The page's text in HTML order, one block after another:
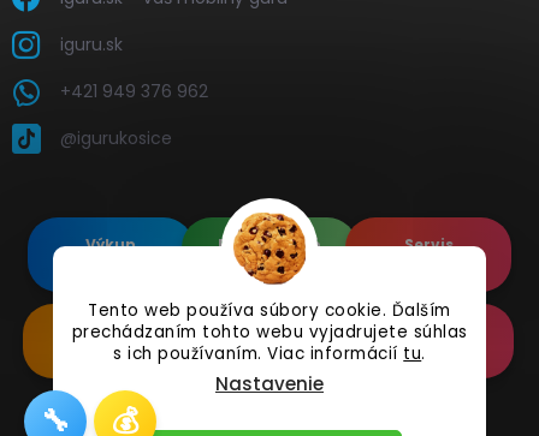
Tento web používa súbory cookie. Ďalším
prechádzaním tohto webu vyjadrujete súhlas
s ich používaním. Viac informácií tu.
Nastavenie
iguru.sk
+421 949 376 962
@igurukosice
Výkup
Renovované
Apple's
Servis
Renovované
Samsung's
Doplnkové
Príslušenstvo
Online
Reklamácia
🔧 💰